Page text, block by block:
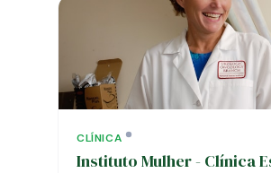
CLÍNICA
Instituto Mulher - Clínica